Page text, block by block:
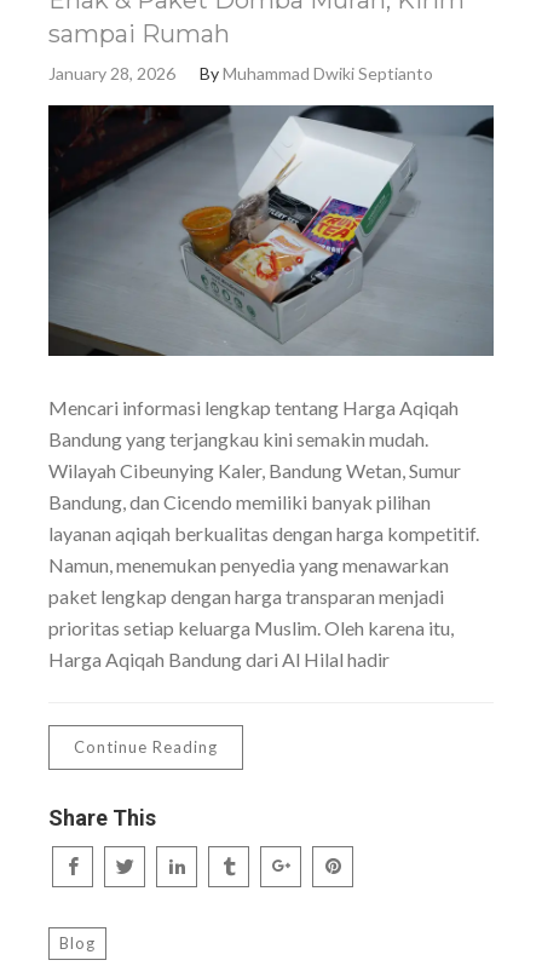
sampai Rumah
January 28, 2026 ByMuhammad Dwiki Septianto
Mencari informasi lengkap tentang Harga Aqiqah
Bandung yang terjangkau kini semakin mudah.
Wilayah Cibeunying Kaler, Bandung Wetan, Sumur
Bandung, dan Cicendo memiliki banyak pilihan
layanan aqiqah berkualitas dengan harga kompetitif.
Namun, menemukan penyedia yang menawarkan
paket lengkap dengan harga transparan menjadi
prioritas setiap keluarga Muslim. Oleh karena itu,
Harga Aqiqah Bandung dari Al Hilal hadir
Continue Reading
Share This
Blog